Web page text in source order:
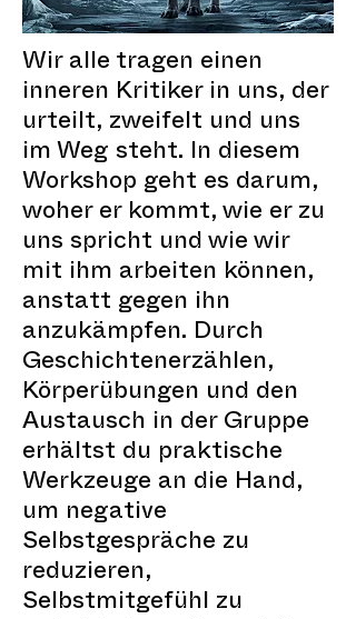
Wir alle tragen einen
inneren Kritiker in uns, der
urteilt, zweifelt und uns
im Weg steht. In diesem
Workshop geht es darum,
woher er kommt, wie er zu
uns spricht und wie wir
mit ihm arbeiten können,
anstatt gegen ihn
anzukämpfen. Durch
Geschichtenerzählen,
Körperübungen und den
Austausch in der Gruppe
erhältst du praktische
Werkzeuge an die Hand,
um negative
Selbstgespräche zu
reduzieren,
Selbstmitgefühl zu